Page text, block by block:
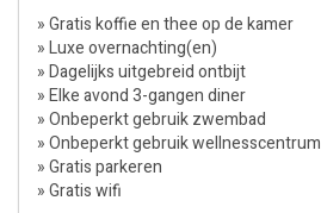
» Gratis koffie en thee op de kamer
» Luxe overnachting(en)
» Dagelijks uitgebreid ontbijt
» Elke avond 3-gangen diner
» Onbeperkt gebruik zwembad
» Onbeperkt gebruik wellnesscentrum
» Gratis parkeren
» Gratis wifi